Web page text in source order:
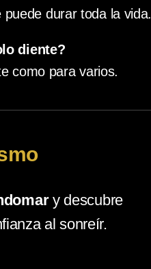
durar toda la vida.
diente?
como para varios.
y descubre
al sonreír.